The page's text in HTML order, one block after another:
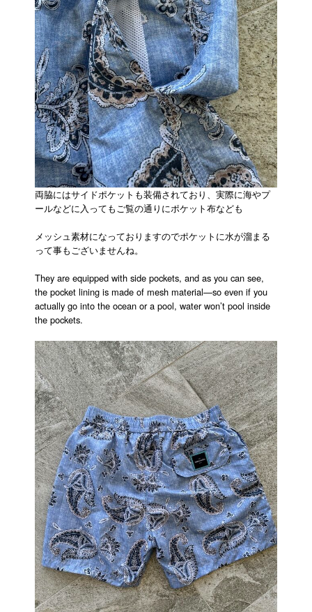
両脇にはサイドポケットも装備されており、実際に海やプ
ールなどに入ってもご覧の通りにポケット布なども
メッシュ素材になっておりますのでポケットに水が溜まる
って事もございませんね。
They are equipped with side pockets, and as you can see,
the pocket lining is made of mesh material—so even if you
actually go into the ocean or a pool, water won’t pool inside
the pockets.